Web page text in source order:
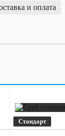
и оплата
Стандарт